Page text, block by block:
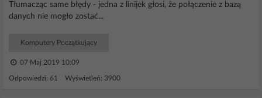
Tłumacząc same błędy - jedna z linijek głosi, że połączenie z bazą
danych nie mogło zostać...
Komputery Początkujący
07 Maj 2019 10:09
Odpowiedzi: 61 Wyświetleń: 3900